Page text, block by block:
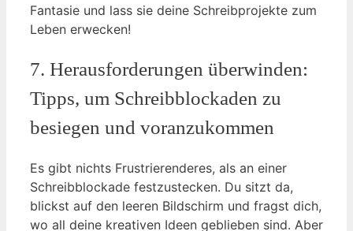
Fantasie und lass sie deine Schreibprojekte zum
Leben erwecken!
7. Herausforderungen überwinden:
Tipps, um Schreibblockaden zu
besiegen und voranzukommen
Es gibt nichts Frustrierenderes, als an einer
Schreibblockade festzustecken. Du sitzt da,
blickst auf den leeren Bildschirm und fragst dich,
wo all deine kreativen Ideen geblieben sind. Aber